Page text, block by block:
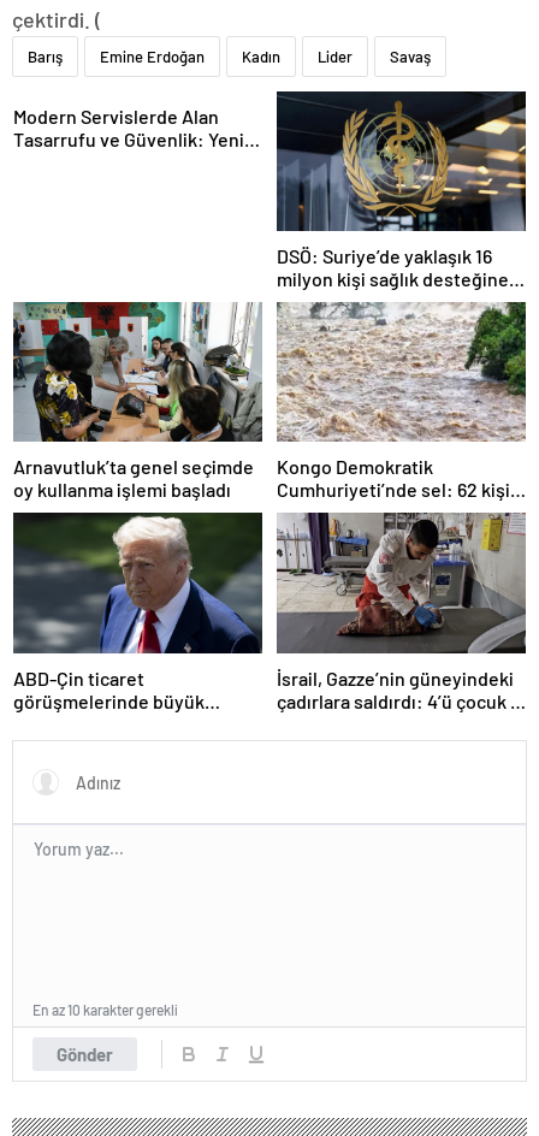
çektirdi. (
Barış Emine Erdoğan Kadın Lider Savaş
Modern Servislerde Alan
Tasarrufu ve Güvenlik: Yeni
DSÖ: Suriye’de yaklaşık 16
milyon kişi sağlık desteğine
ihtiyaç duyuyor
Arnavutluk’ta genel seçimde
oy kullanma işlemi başladı
Kongo Demokratik
Cumhuriyeti’nde sel: 62 kişi
hayatını kaybetti
ABD-Çin ticaret
görüşmelerinde büyük
İsrail, Gazze’nin güneyindeki
çadırlara saldırdı: 4’ü çocuk 8
Gönder
En az 10 karakter gerekli